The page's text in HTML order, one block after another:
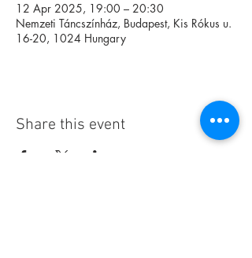
12 Apr 2025, 19:00 – 20:30
Nemzeti Táncszínház, Budapest, Kis Rókus u.
16-20, 1024 Hungary
Share this event